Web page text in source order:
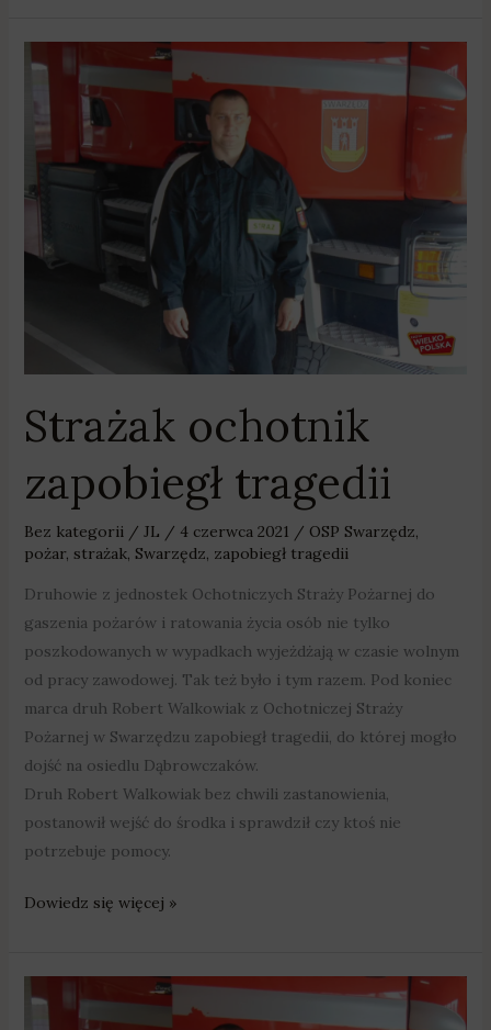
Strażak ochotnik
zapobiegł tragedii
Bez kategorii/ JL / 4 czerwca 2021 / OSP Swarzędz,
pożar, strażak, Swarzędz, zapobiegł tragedii
Druhowie z jednostek Ochotniczych Straży Pożarnej do
gaszenia pożarów i ratowania życia osób nie tylko
poszkodowanych w wypadkach wyjeżdżają w czasie wolnym
od pracy zawodowej. Tak też było i tym razem. Pod koniec
marca druh Robert Walkowiak z Ochotniczej Straży
Pożarnej w Swarzędzu zapobiegł tragedii, do której mogło
dojść na osiedlu Dąbrowczaków.
Druh Robert Walkowiak bez chwili zastanowienia,
postanowił wejść do środka i sprawdził czy ktoś nie
potrzebuje pomocy.
ochotnik
Dowiedz się więcej »
ochotnik